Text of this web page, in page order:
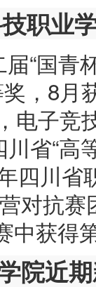
职业
“国青
，8月
电子竞
省“高
四川
对抗
中获得
院近